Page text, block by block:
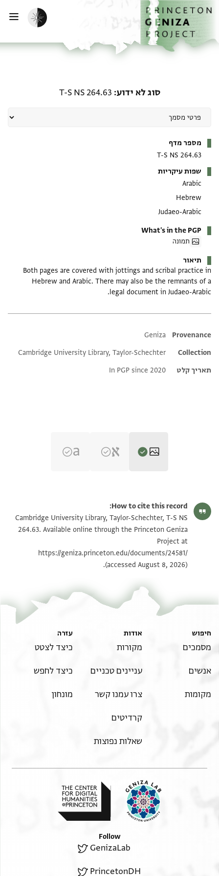
לתוכןהבית
הפעלת מצב כהה
סוג לא ידוע T-S NS 264.63
מספר מדף
T-S NS 264.63
שפות עיקריות
Arabic
Hebrew
Judaeo-Arabic
What's in the PGP
תמונה
תיאור
Both pages are covered with jottings and scribal practice in
Hebrew and Arabic. There may also be the remnants of a
legal document in Judaeo-Arabic.
Additional metadata
Provenance
Geniza
Collection
Cambridge University Library, Taylor-Schechter
תאריך קלט
In PGP since 2020
T-S NS 264.63 1v הגדל וסובב
תנאי היתר שימוש בתצלום
How to cite this record:
Cambridge University Library, Taylor-Schechter, T-S NS
264.63. Available online through the Princeton Geniza
Project at
https://geniza.princeton.edu/documents/24581/
(accessed August 8, 2026).
חיפוש
מסמכים
אנשים
מקומות
אודות
מקורות
עניינים טכניים
צרו עמנו קשר
קרדיטים
שאלות נפוצות
עזרה
כיצד לצטט
כיצד לחפש
מונחון
Follow
GenizaLab
PrincetonDH